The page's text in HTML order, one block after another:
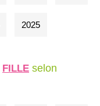
2025
FILLEselon